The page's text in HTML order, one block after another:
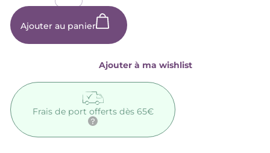
gr
Blond
Miel
Ajouter au panier
Ajouter à ma wishlist
Frais de port offerts dès 65€